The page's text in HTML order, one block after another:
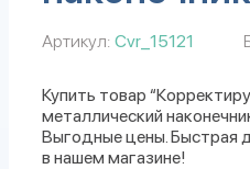
Артикул: Cvr_15121
Купить товар
металлический
Выгодные цены. Быстрая
в нашем магазине!